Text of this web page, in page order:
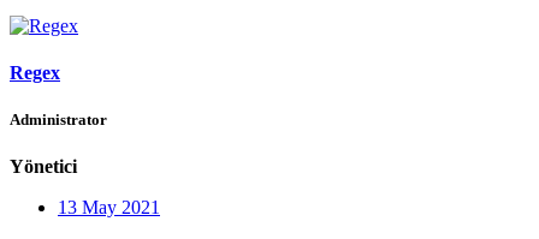
Regex
Administrator
Yönetici
13 May 2021